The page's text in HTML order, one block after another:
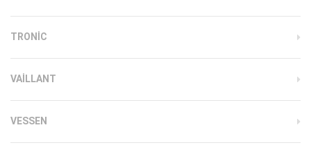
TRONIC
VAILLANT
VESSEN